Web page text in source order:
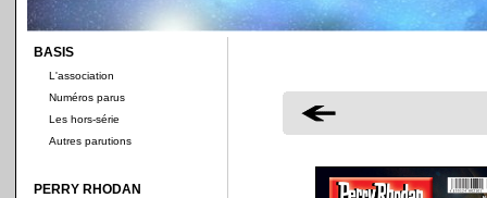
BASIS
L'association
Numéros parus
Les hors-série
Autres parutions
PERRY RHODAN